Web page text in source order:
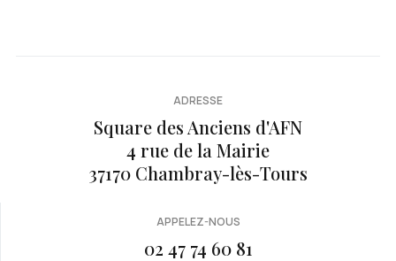
ADRESSE
Square des Anciens d'AFN
4 rue de la Mairie
37170 Chambray-lès-Tours
APPELEZ-NOUS
02 47 74 60 81